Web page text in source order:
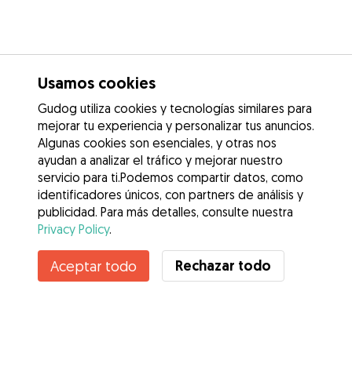
Usamos cookies
Gudog utiliza cookies y tecnologías similares para
mejorar tu experiencia y personalizar tus anuncios.
Algunas cookies son esenciales, y otras nos
ayudan a analizar el tráfico y mejorar nuestro
servicio para ti.Podemos compartir datos, como
identificadores únicos, con partners de análisis y
publicidad. Para más detalles, consulte nuestra
Privacy Policy.
Aceptar todo Rechazar todo